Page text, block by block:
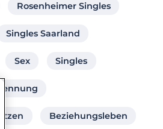
Rosenheimer Singles
Singles Saarland
Sex Singles
Beziehungsleben